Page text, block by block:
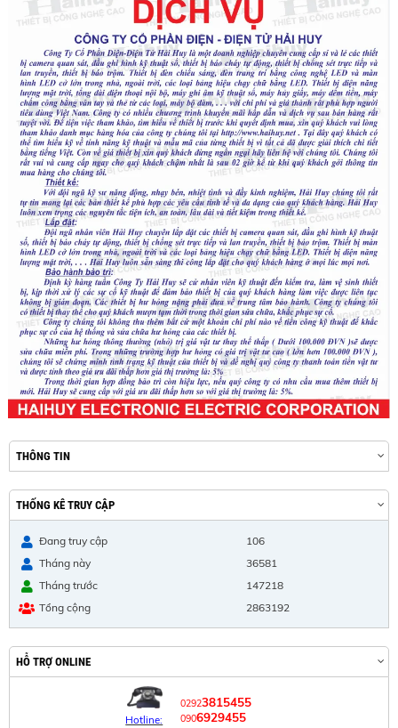
THÔNG TIN
THỐNG KÊ TRUY CẬP
Đang truy cập
106
Tháng này
36581
Tháng trước
147218
Tổng cộng
2863192
HỖ TRỢ ONLINE
Hotline:
02923815455
0906929455